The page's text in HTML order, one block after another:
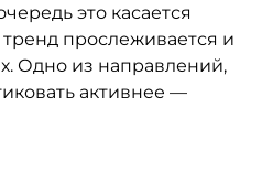
это касается
прослеживается и
Одно из направлений,
активнее —